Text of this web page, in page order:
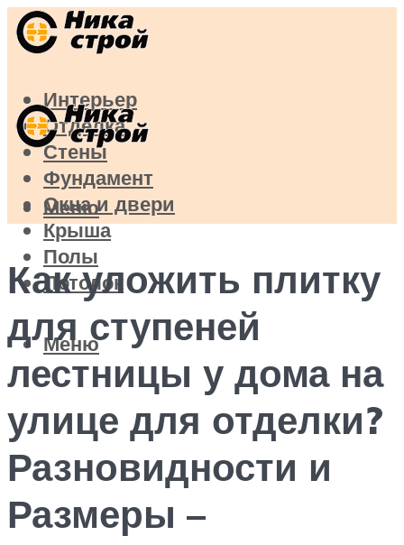
Интерьер
Отделка
Стены
Фундамент
Окна и двери
Крыша
Полы
Потолок
Меню
Меню
Как уложить плитку
для ступеней
лестницы у дома на
улице для отделки?
Разновидности и
Размеры –